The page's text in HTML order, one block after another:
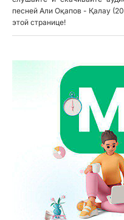
песней Али Оқапов - Қалау
этой странице!